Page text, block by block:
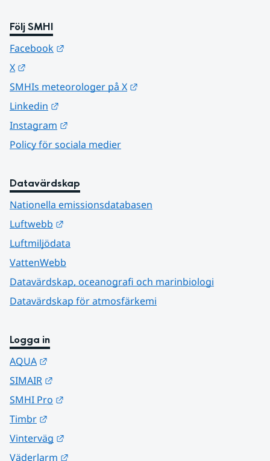
Följ SMHI
Facebook
X
SMHIs meteorologer på X
Linkedin
Instagram
Policy för sociala medier
Datavärdskap
Nationella emissionsdatabasen
Luftwebb
Luftmiljödata
VattenWebb
Datavärdskap, oceanografi och marinbiologi
Datavärdskap för atmosfärkemi
Logga in
AQUA
SIMAIR
SMHI Pro
Timbr
Vinterväg
Väderlarm